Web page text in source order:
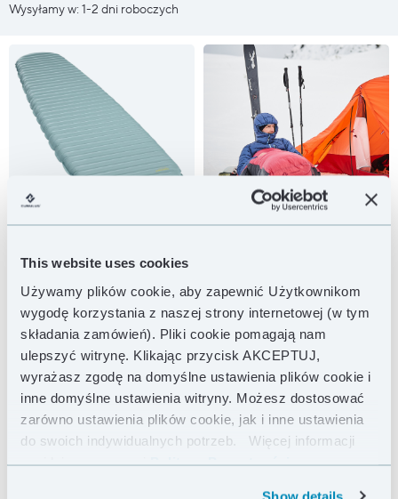
This website uses cookies
Używamy plików cookie, aby zapewnić Użytkownikom
wygodę korzystania z naszej strony internetowej (w tym
składania zamówień). Pliki cookie pomagają nam
ulepszyć witrynę. Klikając przycisk AKCEPTUJ,
wyrażasz zgodę na domyślne ustawienia plików cookie i
inne domyślne ustawienia witryny. Możesz dostosować
zarówno ustawienia plików cookie, jak i inne ustawienia
do swoich indywidualnych potrzeb.
Więcej informacji
znajdziesz w naszejPolityce Prywatności .
Show details
Wysyłamy w: 1-2 dni roboczych